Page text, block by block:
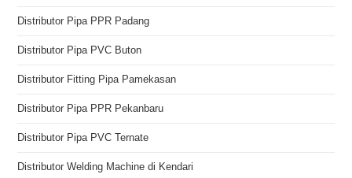
Distributor Pipa PPR Padang
Distributor Pipa PVC Buton
Distributor Fitting Pipa Pamekasan
Distributor Pipa PPR Pekanbaru
Distributor Pipa PVC Ternate
Distributor Welding Machine di Kendari